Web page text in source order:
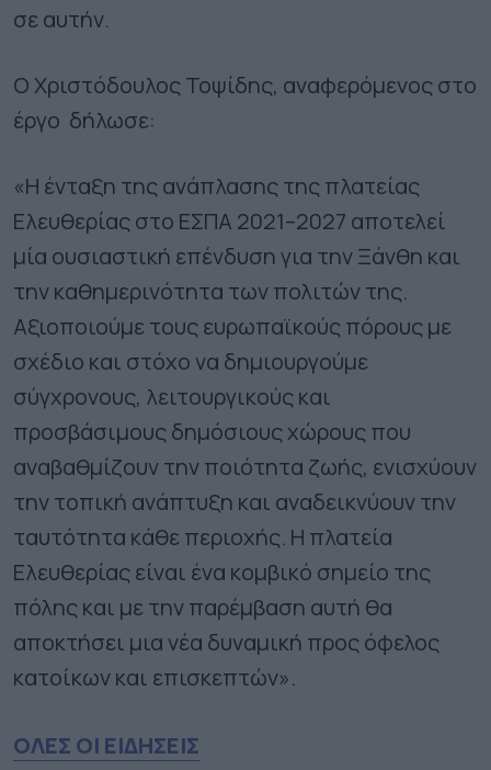
σε αυτήν.
Ο Χριστόδουλος Τοψίδης, αναφερόμενος στο
έργο δήλωσε:
«Η ένταξη της ανάπλασης της πλατείας
Ελευθερίας στο ΕΣΠΑ 2021–2027 αποτελεί
μία ουσιαστική επένδυση για την Ξάνθη και
την καθημερινότητα των πολιτών της.
Αξιοποιούμε τους ευρωπαϊκούς πόρους με
σχέδιο και στόχο να δημιουργούμε
σύγχρονους, λειτουργικούς και
προσβάσιμους δημόσιους χώρους που
αναβαθμίζουν την ποιότητα ζωής, ενισχύουν
την τοπική ανάπτυξη και αναδεικνύουν την
ταυτότητα κάθε περιοχής. Η πλατεία
Ελευθερίας είναι ένα κομβικό σημείο της
πόλης και με την παρέμβαση αυτή θα
αποκτήσει μια νέα δυναμική προς όφελος
κατοίκων και επισκεπτών».
ΟΛΕΣ ΟΙ ΕΙΔΗΣΕΙΣ